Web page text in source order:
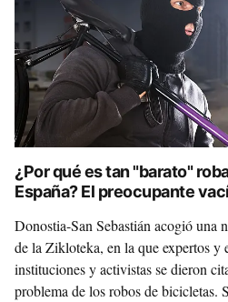
¿Por qué es tan "barato"
España? El preocupante
Donostia-San Sebastián acogió una
de la Zikloteka, en la que expertos y
instituciones y activistas se dieron
problema de los robos de bicicletas.